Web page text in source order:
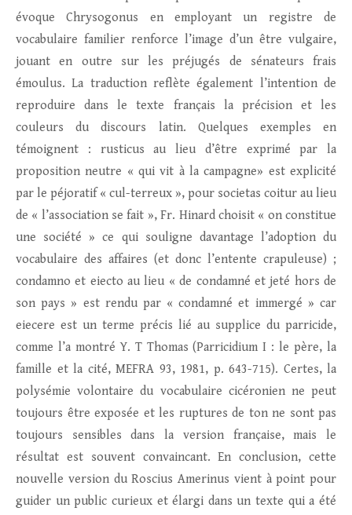
évoque Chrysogonus en employant un registre de
vocabulaire familier renforce l’image d’un être vulgaire,
jouant en outre sur les préjugés de sénateurs frais
émoulus. La traduction reflète également l’intention de
reproduire dans le texte français la précision et les
couleurs du discours latin. Quelques exemples en
témoignent : rusticus au lieu d’être exprimé par la
proposition neutre « qui vit à la campagne» est explicité
par le péjoratif « cul-terreux », pour societas coitur au lieu
de « l’association se fait », Fr. Hinard choisit « on constitue
une société » ce qui souligne davantage l’adoption du
vocabulaire des affaires (et donc l’entente crapuleuse) ;
condamno et eiecto au lieu « de condamné et jeté hors de
son pays » est rendu par « condamné et immergé » car
eiecere est un terme précis lié au supplice du parricide,
comme l’a montré Y. T Thomas (Parricidium I : le père, la
famille et la cité, MEFRA 93, 1981, p. 643-715). Certes, la
polysémie volontaire du vocabulaire cicéronien ne peut
toujours être exposée et les ruptures de ton ne sont pas
toujours sensibles dans la version française, mais le
résultat est souvent convaincant. En conclusion, cette
nouvelle version du Roscius Amerinus vient à point pour
guider un public curieux et élargi dans un texte qui a été